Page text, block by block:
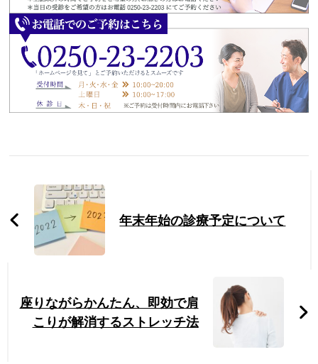
年末年始の診療予定について
座りながらかんたん、即効で肩
こりが解消するストレッチ法